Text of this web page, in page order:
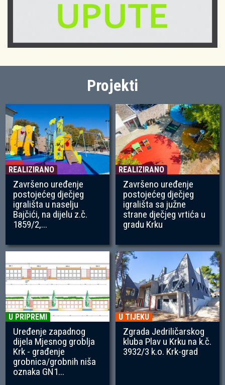
Projekti
REALIZIRANO
Završeno uređenje
postojećeg dječjeg
igrališta u naselju
Bajčići, na dijelu z.č.
1859/2,...
REALIZIRANO
Završeno uređenje
postojećeg dječjeg
igrališta sa južne
strane dječjeg vrtića u
gradu Krku
U PRIPREMI
Uređenje zapadnog
dijela Mjesnog groblja
Krk - građenje
grobnica/grobnih niša
oznaka GN1...
U TIJEKU
Zgrada Jedriličarskog
kluba Plav u Krku na k.č.
3932/3 k.o. Krk-grad